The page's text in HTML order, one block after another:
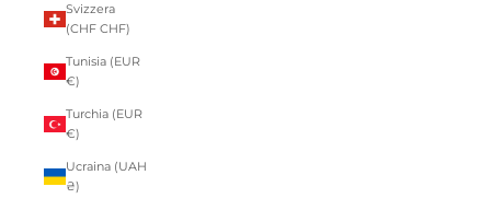
Svizzera
(CHF CHF)
Tunisia (EUR
€)
Turchia (EUR
€)
Ucraina (UAH
₴)